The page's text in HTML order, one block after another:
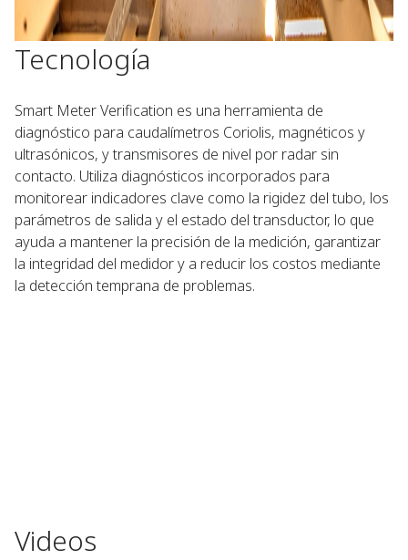
Tecnología​ ​
Smart Meter Verification es una herramienta de
diagnóstico para caudalímetros Coriolis, magnéticos y
ultrasónicos, y transmisores de nivel por radar sin
contacto. Utiliza diagnósticos incorporados para
monitorear indicadores clave como la rigidez del tubo, los
parámetros de salida y el estado del transductor, lo que
ayuda a mantener la precisión de la medición, garantizar
la integridad del medidor y a reducir los costos mediante
la detección temprana de problemas. ​
Videos